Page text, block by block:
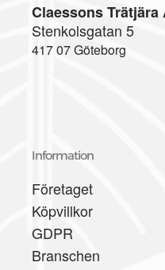
Claessons Trätjära
Stenkolsgatan 5
417 07 Göteborg
Information
Företaget
Köpvillkor
GDPR
Branschen